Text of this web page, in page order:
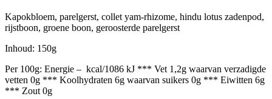
Kapokbloem, parelgerst, collet yam-rhizome, hindu lotus zadenpod,
rijstboon, groene boon, geroosterde parelgerst
Inhoud: 150g
Per 100g: Energie – kcal/1086 kJ *** Vet 1,2g waarvan verzadigde
vetten 0g *** Koolhydraten 6g waarvan suikers 0g *** Eiwitten 6g
*** Zout 0g